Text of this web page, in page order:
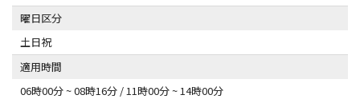
曜日区分
土日祝
適用時間
06時00分 ~ 08時16分 / 11時00分 ~ 14時00分